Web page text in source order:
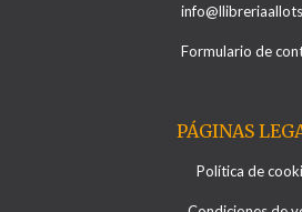
Formulario de
PÁGINAS
Política de